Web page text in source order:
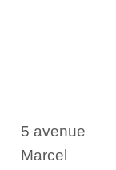
5 avenue
Marcel